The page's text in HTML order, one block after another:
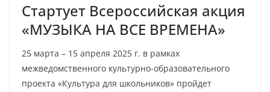
Стартует Всероссийская акция
«МУЗЫКА НА ВСЕ ВРЕМЕНА»
25 марта – 15 апреля 2025 г. в рамках
межведомственного культурно-образовательного
проекта «Культура для школьников» пройдет